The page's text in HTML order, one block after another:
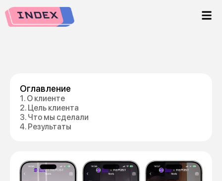
Оглавление
1. О клиенте
2. Цель клиента
3. Что мы сделали
4. Результаты